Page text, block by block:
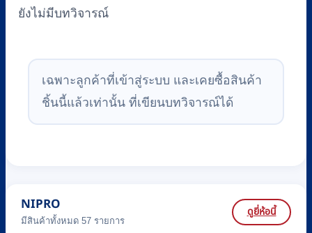
ยังไม่มีบทวิจารณ์
เฉพาะลูกค้าที่เข้าสู่ระบบ และเคยซื้อสินค้า
ชิ้นนี้แล้วเท่านั้น ที่เขียนบทวิจารณ์ได้
NIPRO
มีสินค้าทั้งหมด 57 รายการ
ดูยี่ห้อนี้